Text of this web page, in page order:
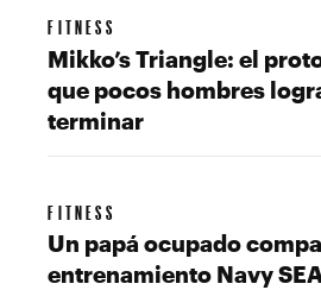
FITNESS
Mikko’s Triangle: el
que pocos hombres
terminar
FITNESS
Un papá ocupado
entrenamiento Navy